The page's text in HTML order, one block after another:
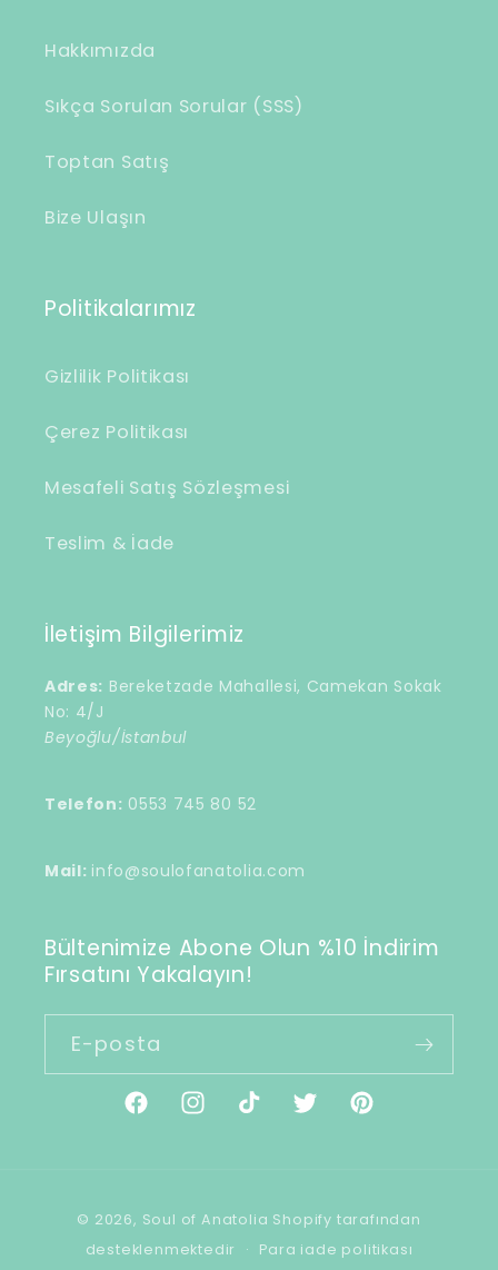
Hakkımızda
Sıkça Sorulan Sorular (SSS)
Toptan Satış
Bize Ulaşın
Politikalarımız
Gizlilik Politikası
Çerez Politikası
Mesafeli Satış Sözleşmesi
Teslim & İade
İletişim Bilgilerimiz
Adres: Bereketzade Mahallesi, Camekan Sokak
No: 4/J
Beyoğlu/İstanbul
Telefon: 0553 745 80 52
Mail: info@soulofanatolia.com
Bültenimize Abone Olun %10 İndirim
Fırsatını Yakalayın!
E-posta
FacebookInstagram
TikTok TwitterPinterest
yöntemleri
© 2026, Soul of Anatolia Shopify tarafından
desteklenmektedir
Para iade politikası